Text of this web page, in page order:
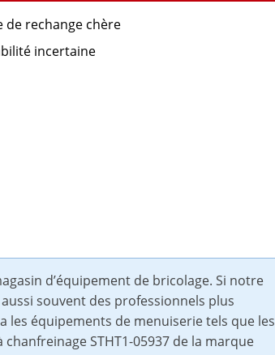
de rechange chère
incertaine
d’équipement de bricolage. Si notre
souvent des professionnels plus
les équipements de menuiserie tels que les
STHT1-05937 de la marque